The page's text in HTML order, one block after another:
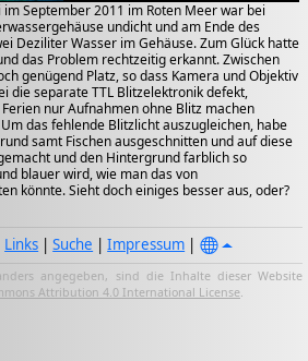
September 2011 im Roten Meer war bei
undicht und am Ende des
Deziliter Wasser im Gehäuse. Zum Glück hatte
das Problem rechtzeitig erkannt. Zwischen
genügend Platz, so dass Kamera und Objektiv
die separate TTL Blitzelektronik defekt,
nur Aufnahmen ohne Blitz machen
das fehlende Blitzlicht auszugleichen, habe
samt Fischen ausgeschnitten und auf diese
und den Hintergrund farblich so
blauer wird, wie man das von
könnte. Sieht doch einiges besser aus, oder?
Links |Suche |Impressum |
angegeben, sind die Inhalte dieser Website
Attribution 4.0 International License.